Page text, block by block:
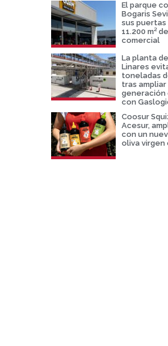
El parque
Bogaris
sus puertas
11.200 m²
comercial
La planta
Linares
toneladas
tras
generación
con
Coosur
Acesur,
con un
oliva virgen